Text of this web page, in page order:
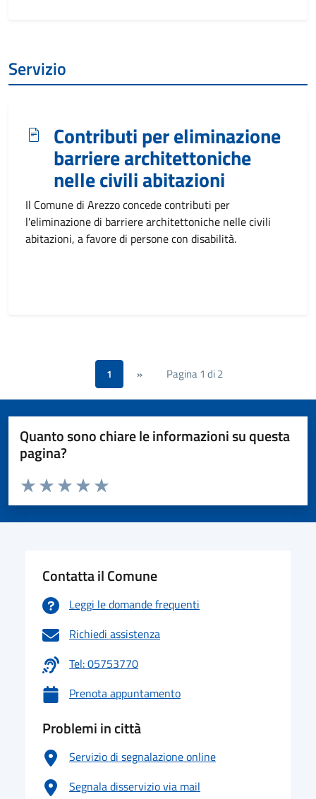
Servizio
Contributi per eliminazione
barriere architettoniche
nelle civili abitazioni
Il Comune di Arezzo concede contributi per
l'eliminazione di barriere architettoniche nelle civili
abitazioni, a favore di persone con disabilità.
1 » Pagina 1 di 2
Quanto sono chiare le informazioni su questa
pagina?
Valuta da 1 a 5 stelle la pagina
Valuta 5 stelle su 5
Valuta 4 stelle su 5
Valuta 3 stelle su 5
Valuta 2 stelle su 5
Valuta 1 stelle su 5
Contatta il Comune
Leggi le domande frequenti
Richiedi assistenza
Tel: 05753770
Prenota appuntamento
Problemi in città
Servizio di segnalazione online
Segnala disservizio via mail